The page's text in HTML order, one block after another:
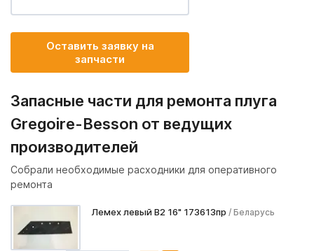
Оставить заявку на
запчасти
Запасные части для ремонта плуга
Gregoire-Besson от ведущих
производителей
Собрали необходимые расходники для оперативного
ремонта
Лемех левый B2 16" 173613пр / Беларусь